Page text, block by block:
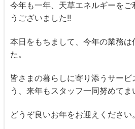
今年も一年、天草エネルギーをご
うございました!!
本日をもちまして、今年の業務は
た。
皆さまの暮らしに寄り添うサービ
う、来年もスタッフ一同努めてま
どうぞ良いお年をお迎えください